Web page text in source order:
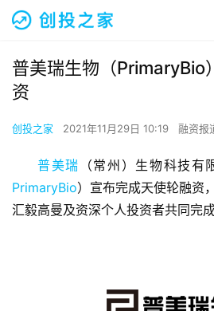
普美瑞生物（PrimaryBio
资
创投之家 2021年11月29日 10:19 融资报
普美瑞 （常州）生物科技有
PrimaryBio）宣布完成天使轮融资
汇毅高曼及资深个人投资者共同完成